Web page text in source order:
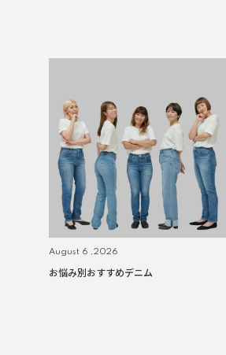
August 6 ,2026
お悩み別おすすめデニム